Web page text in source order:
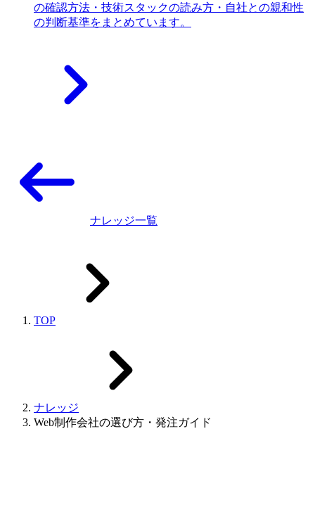
の確認方法・技術スタックの読み方・自社との親和性
の判断基準をまとめています。
ナレッジ一覧
TOP
ナレッジ
Web制作会社の選び方・発注ガイド